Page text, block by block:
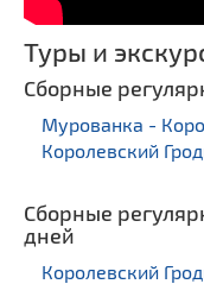
Туры и
Сборные
Мурованка -
Королевский
Сборные
дней
Королевский